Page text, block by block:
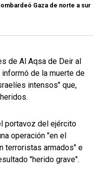
Gaza de norte a sur
de Al Aqsa de Deir al
informó de la muerte de
intensos" que,
portavoz del ejército
operación "en el
terroristas armados" e
"herido grave".